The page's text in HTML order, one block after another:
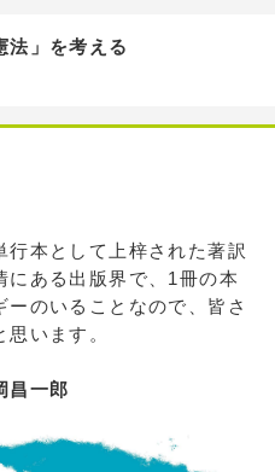
法」を考える
本として上梓された著訳
にある出版界で、1冊の本
のいることなので、皆さ
います。
昌一郎